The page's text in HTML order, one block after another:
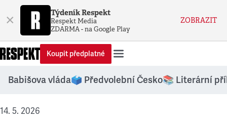
× Týdeník Respekt
Respekt Media
ZDARMA - na Google Play
ZOBRAZIT
Koupit předplatné
Babišova vláda🗳️ Předvolební Česko📚 Literární
14. 5. 2026